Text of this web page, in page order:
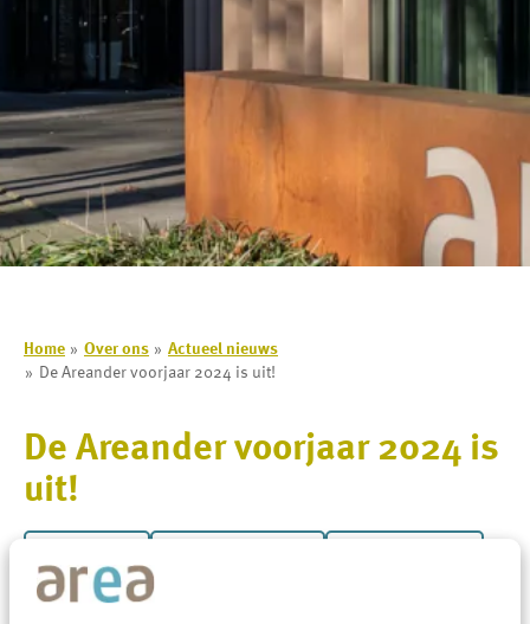
Home Over ons
Actueel nieuws
De Areander voorjaar 2024 is uit!
De Areander voorjaar 2024 is
uit!